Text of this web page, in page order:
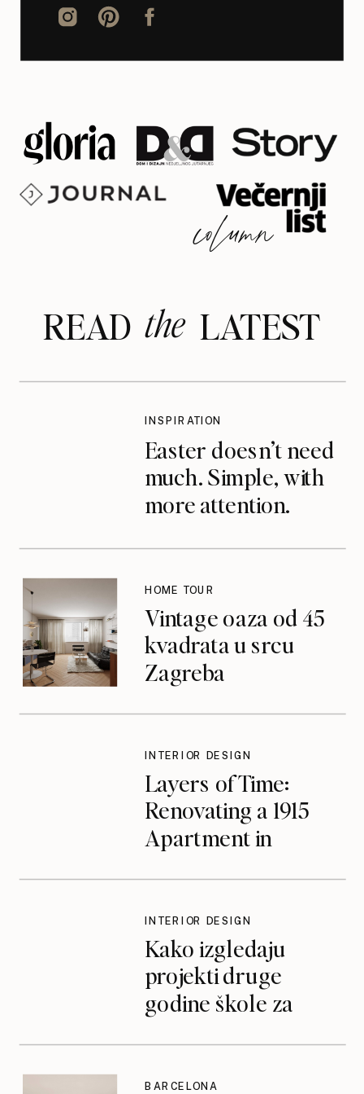
column
READ LATEST
the
Easter doesn’t need
much. Simple, with
more attention.
INSPIRATION
Vintage oaza od 45
kvadrata u srcu
Zagreba
HOME TOUR
Layers of Time:
Renovating a 1915
Apartment in
INTERIOR DESIGN
Kako izgledaju
projekti druge
godine škole za
INTERIOR DESIGN
BARCELONA